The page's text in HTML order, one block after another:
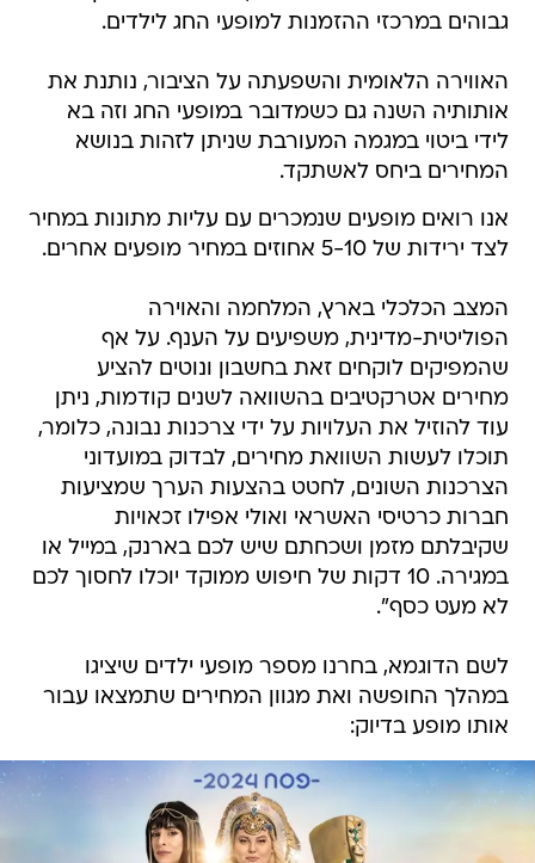
גבוהים במרכזי ההזמנות למופעי החג לילדים.
האווירה הלאומית והשפעתה על הציבור, נותנת את
אותותיה השנה גם כשמדובר במופעי החג וזה בא
לידי ביטוי במגמה המעורבת שניתן לזהות בנושא
המחירים ביחס לאשתקד.
אנו רואים מופעים שנמכרים עם עליות מתונות במחיר
לצד ירידות של 5-10 אחוזים במחיר מופעים אחרים.
המצב הכלכלי בארץ, המלחמה והאוירה
הפוליטית-מדינית, משפיעים על הענף. על אף
שהמפיקים לוקחים זאת בחשבון ונוטים להציע
מחירים אטרקטיבים בהשוואה לשנים קודמות, ניתן
עוד להוזיל את העלויות על ידי צרכנות נבונה, כלומר,
תוכלו לעשות השוואת מחירים, לבדוק במועדוני
הצרכנות השונים, לחטט בהצעות הערך שמציעות
חברות כרטיסי האשראי ואולי אפילו זכאויות
שקיבלתם מזמן ושכחתם שיש לכם בארנק, במייל או
במגירה. 10 דקות של חיפוש ממוקד יוכלו לחסוך לכם
לא מעט כסף".
לשם הדוגמא, בחרנו מספר מופעי ילדים שיציגו
במהלך החופשה ואת מגוון המחירים שתמצאו עבור
אותו מופע בדיוק: